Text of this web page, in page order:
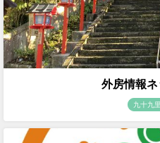
外房情報
九十九